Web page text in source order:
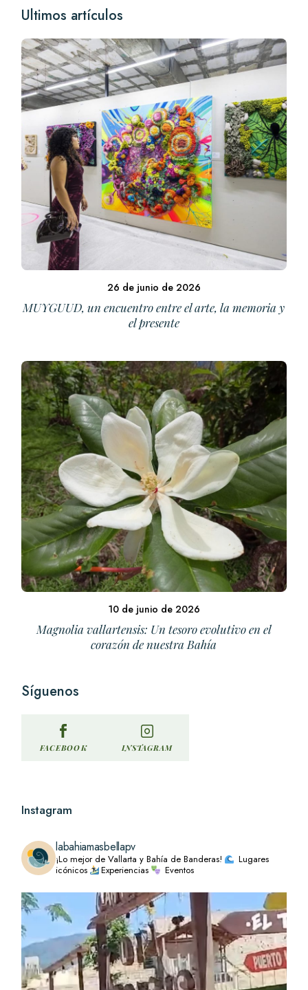
Ultimos artículos
26 de junio de 2026
MUYGUUD, un encuentro entre el arte, la memoria y
el presente
10 de junio de 2026
Magnolia vallartensis: Un tesoro evolutivo en el
corazón de nuestra Bahía
Síguenos
FACEBOOK INSTAGRAM
Instagram
labahiamasbellapv
¡Lo mejor de Vallarta y Bahía de Banderas!
Lugares
icónicos
Experiencias Eventos